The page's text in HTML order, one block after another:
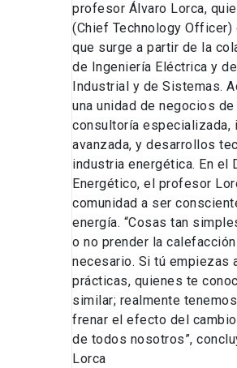
profesor Álvaro Lorca,
(Chief Technology Officer)
que surge a partir de la
de Ingeniería Eléctrica y
Industrial y de Sistemas.
una unidad de negocios
consultoría especializada,
avanzada, y desarrollos
industria energética. En el
Energético, el profesor
comunidad a ser
energía. “Cosas tan
o no prender la
necesario. Si tú empiezas
prácticas, quienes te
similar; realmente
frenar el efecto del
de todos nosotros”,
Lorca